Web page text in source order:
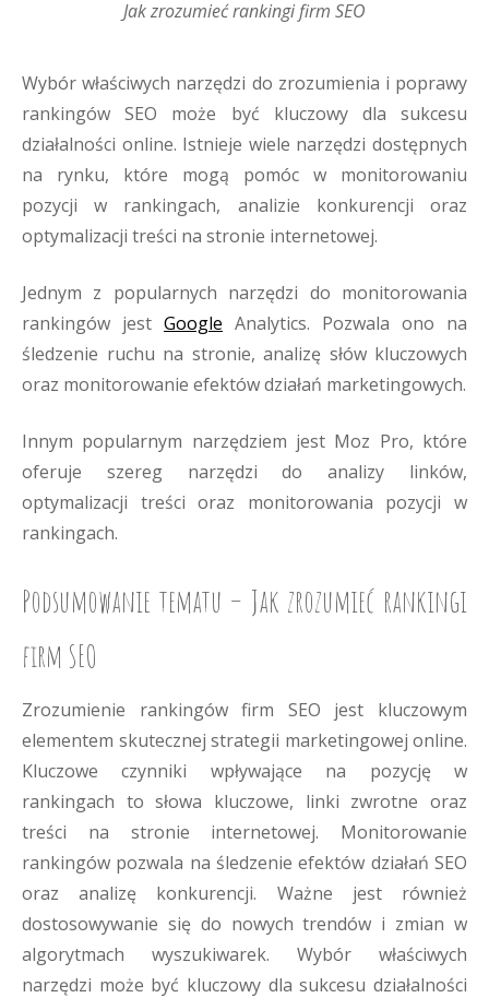
Jak zrozumieć rankingi firm SEO
Wybór właściwych narzędzi do zrozumienia i poprawy
rankingów SEO może być kluczowy dla sukcesu
działalności online. Istnieje wiele narzędzi dostępnych
na rynku, które mogą pomóc w monitorowaniu
pozycji w rankingach, analizie konkurencji oraz
optymalizacji treści na stronie internetowej.
Jednym z popularnych narzędzi do monitorowania
rankingów jest Google Analytics. Pozwala ono na
śledzenie ruchu na stronie, analizę słów kluczowych
oraz monitorowanie efektów działań marketingowych.
Innym popularnym narzędziem jest Moz Pro, które
oferuje szereg narzędzi do analizy linków,
optymalizacji treści oraz monitorowania pozycji w
rankingach.
Podsumowanie tematu – Jak zrozumieć rankingi
firm SEO
Zrozumienie rankingów firm SEO jest kluczowym
elementem skutecznej strategii marketingowej online.
Kluczowe czynniki wpływające na pozycję w
rankingach to słowa kluczowe, linki zwrotne oraz
treści na stronie internetowej. Monitorowanie
rankingów pozwala na śledzenie efektów działań SEO
oraz analizę konkurencji. Ważne jest również
dostosowywanie się do nowych trendów i zmian w
algorytmach wyszukiwarek. Wybór właściwych
narzędzi może być kluczowy dla sukcesu działalności